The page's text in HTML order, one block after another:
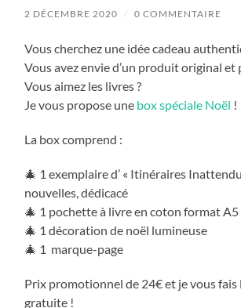
2 DÉCEMBRE 2020 / 0 COMMENTAIRE
Vous cherchez une idée cadeau
Vous avez envie d’un produit original et
Vous aimez les livres ?
Je vous propose une box spéciale Noël !
La box comprend :
🎄 1 exemplaire d’ « Itinéraires
nouvelles, dédicacé
🎄 1 pochette à livre en coton format A5
🎄 1 décoration de noël lumineuse
🎄 1 marque-page
Prix promotionnel de 24€ et je vous fais
gratuite !